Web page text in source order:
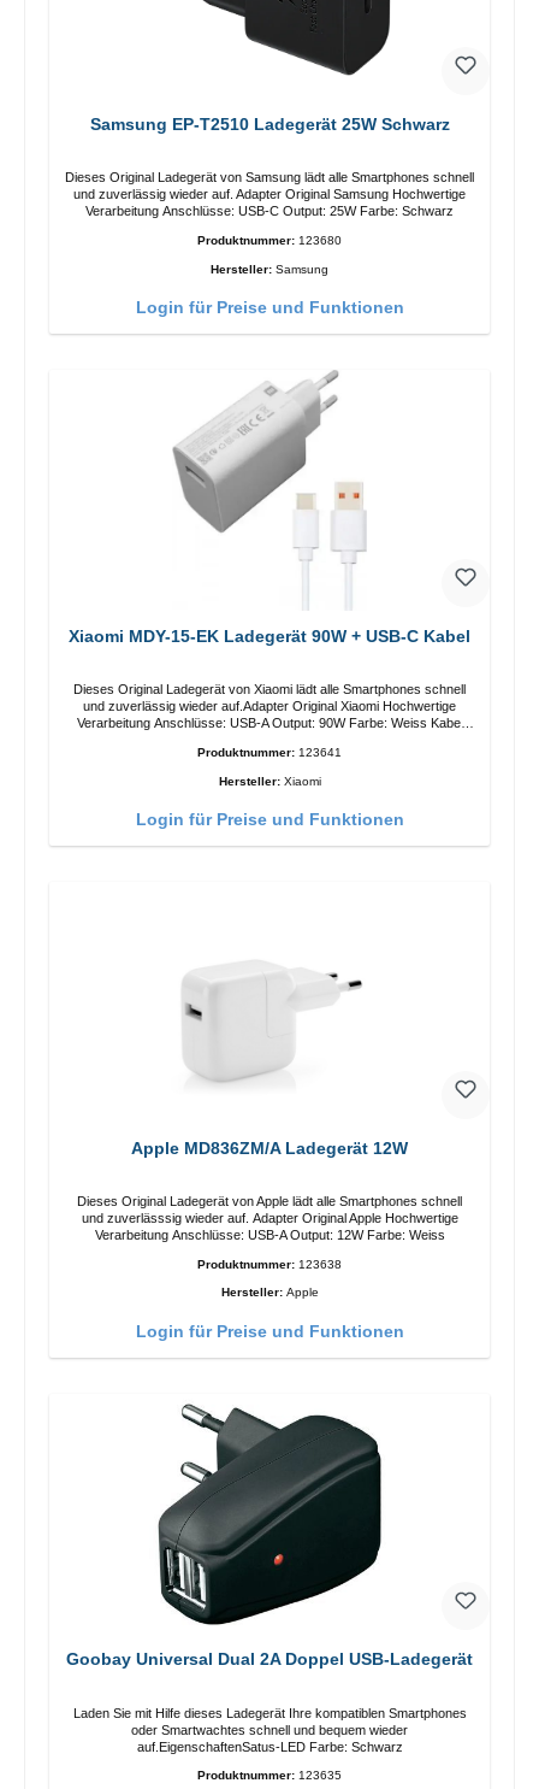
Samsung EP-T2510 Ladegerät 25W Schwarz
Dieses Original Ladegerät von Samsung lädt alle Smartphones schnell
und zuverlässig wieder auf. Adapter Original Samsung Hochwertige
Verarbeitung Anschlüsse: USB-C Output: 25W Farbe: Schwarz
Produktnummer: 123680
Hersteller: Samsung
Login für Preise und Funktionen
Xiaomi MDY-15-EK Ladegerät 90W + USB-C Kabel
Dieses Original Ladegerät von Xiaomi lädt alle Smartphones schnell
und zuverlässig wieder auf.Adapter Original Xiaomi Hochwertige
Verarbeitung Anschlüsse: USB-A Output: 90W Farbe: Weiss Kabel
Produktnummer: 123641
Hersteller: Xiaomi
Login für Preise und Funktionen
Apple MD836ZM/A Ladegerät 12W
Dieses Original Ladegerät von Apple lädt alle Smartphones schnell
und zuverlässsig wieder auf. Adapter Original Apple Hochwertige
Verarbeitung Anschlüsse: USB-A Output: 12W Farbe: Weiss
Produktnummer: 123638
Hersteller: Apple
Login für Preise und Funktionen
Goobay Universal Dual 2A Doppel USB-Ladegerät
Laden Sie mit Hilfe dieses Ladegerät Ihre kompatiblen Smartphones
oder Smartwachtes schnell und bequem wieder
auf.EigenschaftenSatus-LED Farbe: Schwarz
Produktnummer: 123635